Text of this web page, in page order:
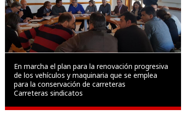
En marcha el plan para la renovación progresiva
de los vehículos y maquinaria que se emplea
para la conservación de carreteras
Carreteras sindicatos